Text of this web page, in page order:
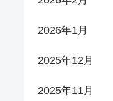
2026年1月
2025年12月
2025年11月